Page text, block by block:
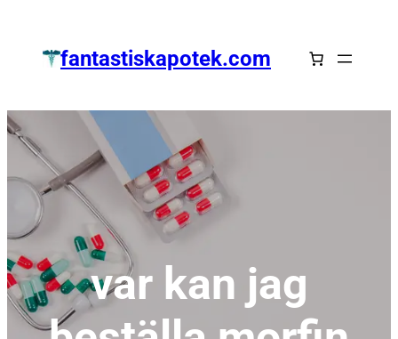
springenfantastiskapotek.com
var kan jag